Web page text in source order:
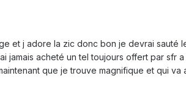
et j adore la zic donc bon je devrai sauté
acheté un tel toujours offert par sfr
que je trouve magnifique et qui va